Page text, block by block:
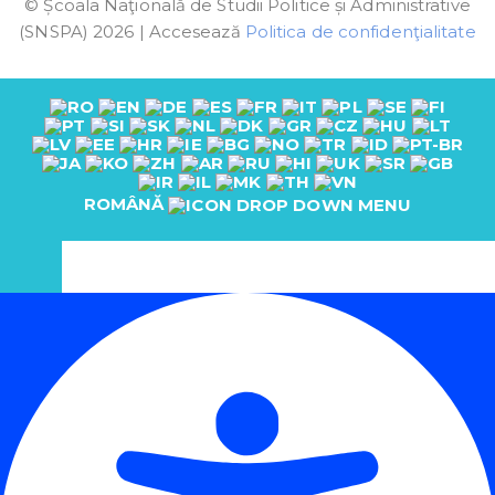
© Școala Naţională de Studii Politice și Administrative
(SNSPA) 2026 | Accesează Politica de confidenţialitate
ROMÂNĂ